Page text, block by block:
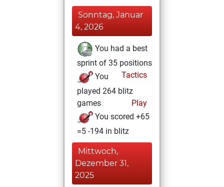
Sonntag, Januar
4, 2026
You had a best
sprint of 35 positions
Tactics
You
played 264 blitz
games
Play
You scored +65
=5 -194 in blitz
Mittwoch,
Dezember 31,
2025